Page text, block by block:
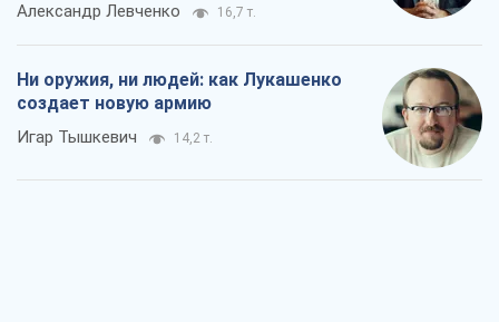
Александр Левченко 16,7 т.
Ни оружия, ни людей: как Лукашенко
создает новую армию
Игар Тышкевич 14,2 т.